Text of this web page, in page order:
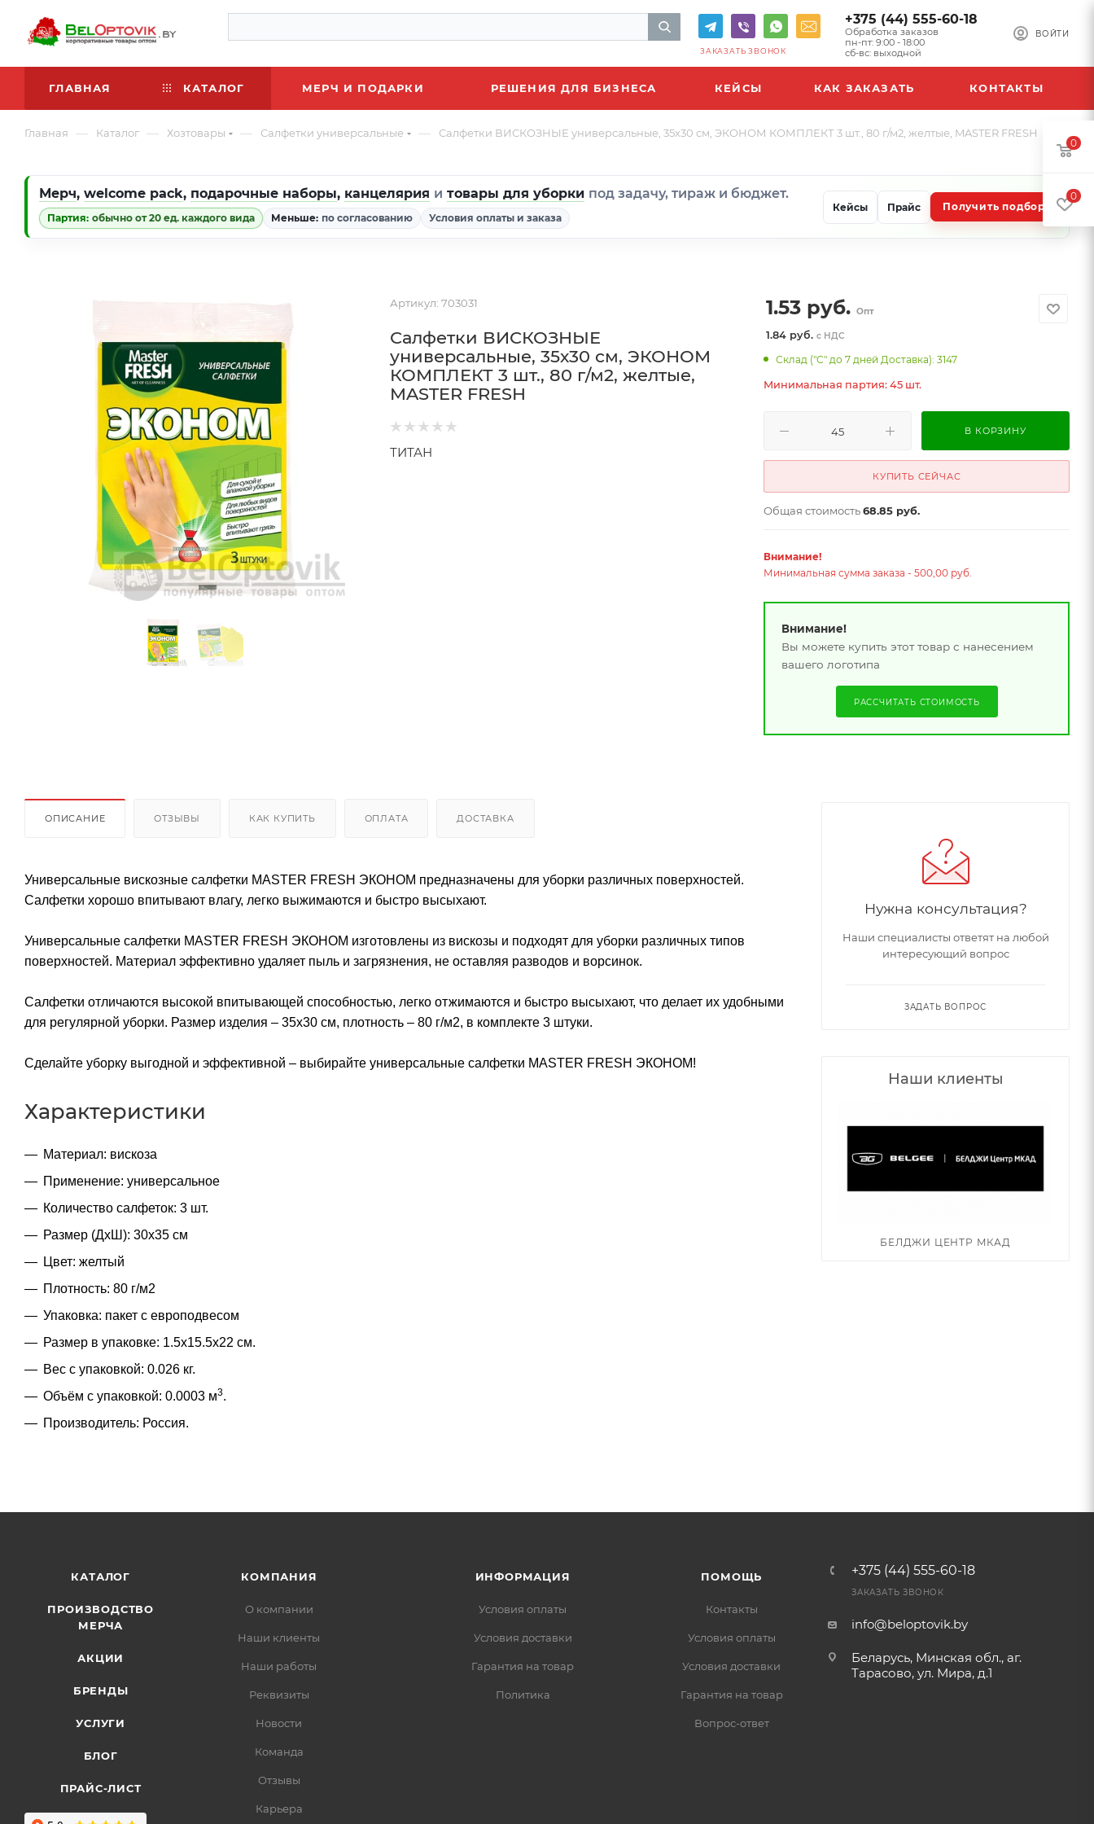
ВОЙТИ
+375 (44) 555-60-18
Обработка заказов
пн-пт: 9:00 - 18:00
сб-вс: выходной
ЗАКАЗАТЬ ЗВОНОК
ГЛАВНАЯ КАТАЛОГ МЕРЧ И ПОДАРКИ РЕШЕНИЯ ДЛЯ БИЗНЕСА КЕЙСЫ КАК ЗАКАЗАТЬ КОНТАКТЫ
Главная — Каталог — Хозтовары — Салфетки универсальные — Салфетки ВИСКОЗНЫЕ универсальные, 35х30 см, ЭКОНОМ КОМПЛЕКТ 3 шт., 80 г/м2, желтые, MASTER FRESH
Мерч, welcome pack, подарочные наборы, канцелярия и товары для уборки под задачу, тираж и бюджет.
Партия: обычно от 20 ед. каждого вида Меньше: по согласованию Условия оплаты и заказа
Кейсы Прайс Получить подбор
Артикул: 703031
Салфетки ВИСКОЗНЫЕ
универсальные, 35х30 см, ЭКОНОМ
КОМПЛЕКТ 3 шт., 80 г/м2, желтые,
MASTER FRESH
ТИТАН
1.53 руб. Опт
1.84 руб.с НДС
Склад ("С" до 7 дней Доставка): 3147
Минимальная партия: 45 шт.
В КОРЗИНУ
КУПИТЬ СЕЙЧАС
Общая стоимость68.85 руб.
Внимание!
Минимальная сумма заказа - 500,00 руб.
Внимание!
Вы можете купить этот товар с нанесением
вашего логотипа
РАССЧИТАТЬ СТОИМОСТЬ
ОПИСАНИЕ ОТЗЫВЫ КАК КУПИТЬ ОПЛАТА ДОСТАВКА
Универсальные вискозные салфетки MASTER FRESH ЭКОНОМ предназначены для уборки различных поверхностей.
Салфетки хорошо впитывают влагу, легко выжимаются и быстро высыхают.
Универсальные салфетки MASTER FRESH ЭКОНОМ изготовлены из вискозы и подходят для уборки различных типов
поверхностей. Материал эффективно удаляет пыль и загрязнения, не оставляя разводов и ворсинок.
Салфетки отличаются высокой впитывающей способностью, легко отжимаются и быстро высыхают, что делает их удобными
для регулярной уборки. Размер изделия – 35x30 см, плотность – 80 г/м2, в комплекте 3 штуки.
Сделайте уборку выгодной и эффективной – выбирайте универсальные салфетки MASTER FRESH ЭКОНОМ!
Характеристики
Материал: вискоза
Применение: универсальное
Количество салфеток: 3 шт.
Размер (ДхШ): 30х35 см
Цвет: желтый
Плотность: 80 г/м2
Упаковка: пакет с европодвесом
Размер в упаковке: 1.5x15.5x22 см.
Вес с упаковкой: 0.026 кг.
Объём с упаковкой: 0.0003 м3.
Производитель: Россия.
Нужна консультация?
Наши специалисты ответят на любой
интересующий вопрос
ЗАДАТЬ ВОПРОС
Наши клиенты
БЕЛДЖИ ЦЕНТР МКАД
КАТАЛОГ
ПРОИЗВОДСТВО
МЕРЧА
АКЦИИ
БРЕНДЫ
УСЛУГИ
БЛОГ
ПРАЙС-ЛИСТ
КОМПАНИЯ
О компании
Наши клиенты
Наши работы
Реквизиты
Новости
Команда
Отзывы
Карьера
ИНФОРМАЦИЯ
Условия оплаты
Условия доставки
Гарантия на товар
Политика
ПОМОЩЬ
Контакты
Условия оплаты
Условия доставки
Гарантия на товар
Вопрос-ответ
+375 (44) 555-60-18
ЗАКАЗАТЬ ЗВОНОК
info@beloptovik.by
Беларусь, Минская обл., аг.
Тарасово, ул. Мира, д.1
0
0